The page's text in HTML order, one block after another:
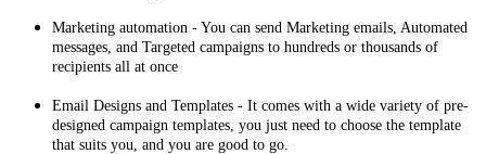
Marketing automation - You can send Marketing emails, Automated
messages, and Targeted campaigns to hundreds or thousands of
recipients all at once
Email Designs and Templates - It comes with a wide variety of pre-
designed campaign templates, you just need to choose the template
that suits you, and you are good to go.